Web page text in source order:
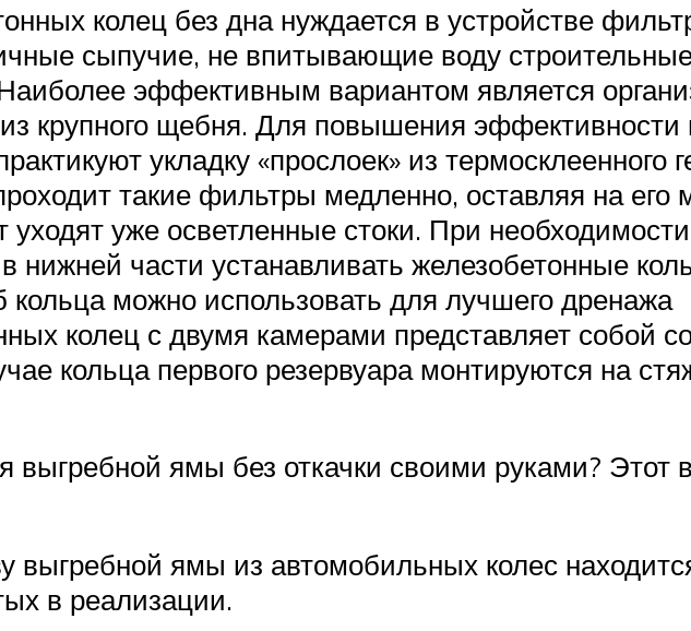
колец без дна нуждается в устройстве
сыпучие, не впитывающие воду
эффективным вариантом является
из крупного щебня. Для повышения
укладку «прослоек» из термосклеенного
такие фильтры медленно, оставляя на его
уходят уже осветленные стоки. При
нижней части устанавливать железобетонные
можно использовать для лучшего дренажа
колец с двумя камерами представляет собой
кольца первого резервуара монтируются на
выгребной ямы без откачки своими руками? Этот
выгребной ямы из автомобильных колес
в реализации.